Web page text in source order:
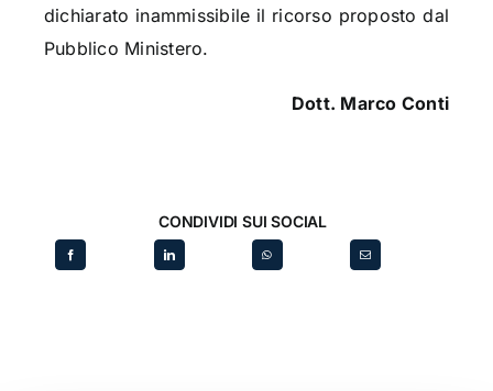
dichiarato inammissibile il ricorso proposto dal
Pubblico Ministero.
Dott. Marco Conti
CONDIVIDI SUI SOCIAL